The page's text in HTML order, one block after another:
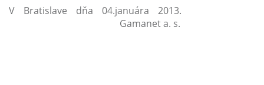
V Bratislave dňa 04.januára 2013.
Gamanet a. s.